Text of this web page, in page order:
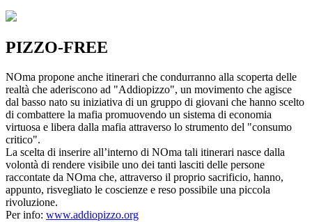
PIZZO-FREE
NOma propone anche itinerari che condurranno alla scoperta delle
realtà che aderiscono ad "Addiopizzo", un movimento che agisce
dal basso nato su iniziativa di un gruppo di giovani che hanno scelto
di combattere la mafia promuovendo un sistema di economia
virtuosa e libera dalla mafia attraverso lo strumento del "consumo
critico".
La scelta di inserire all’interno di NOma tali itinerari nasce dalla
volontà di rendere visibile uno dei tanti lasciti delle persone
raccontate da NOma che, attraverso il proprio sacrificio, hanno,
appunto, risvegliato le coscienze e reso possibile una piccola
rivoluzione.
Per info: www.addiopizzo.org